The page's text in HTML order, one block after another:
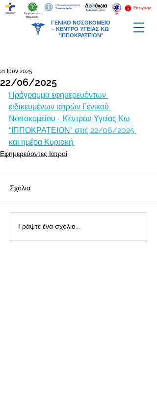
ΓΕΝΙΚΟ ΝΟΣΟΚΟΜΕΙΟ
- ΚΕΝΤΡΟ ΥΓΕΙΑΣ ΚΩ
"ΙΠΠΟΚΡΑΤΕΙΟΝ"
Επείγοντα
Εφημερεύοντα
Φαρμακεία
22/06/2025
21 Ιουν 2025
Πρόγραμμα εφημερευόντων
ειδικευμένων ιατρών Γενικού
Νοσοκομείου - Κέντρου Υγείας Κω
"ΙΠΠΟΚΡΑΤΕΙΟΝ" στις 22/06/2025
και ημέρα Κυριακή.
Εφημερεύοντες Ιατροί
Σχόλια
Γράψτε ένα σχόλιο...